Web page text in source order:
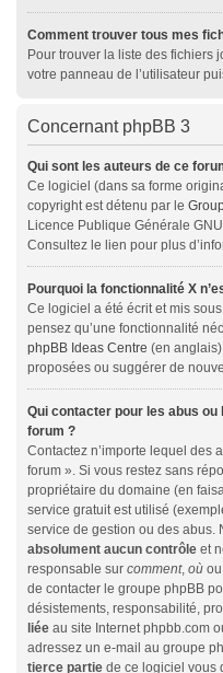
Comment trouver tous mes
Pour trouver la liste des fichiers
votre panneau de l’utilisateur
Concernant phpBB 3
Qui sont les auteurs de ce
Ce logiciel (dans sa forme
copyright est détenu par le
Licence Publique Générale
Consultez le lien pour plus
Pourquoi la fonctionnalité X
Ce logiciel a été écrit et mis
pensez qu’une fonctionnalité
phpBB Ideas Centre (en
proposées ou suggérer de
Qui contacter pour les abus
forum ?
Contactez n’importe lequel des
forum ». Si vous restez sans
propriétaire du domaine (en
service gratuit est utilisé
service de gestion ou des abus.
absolument aucun contrôle et
responsable sur comment, où ou
de contacter le groupe phpBB
désistements, responsabilité,
liée au site Internet phpbb.com
adressez un e-mail au groupe
tierce partie de ce logiciel vous